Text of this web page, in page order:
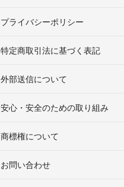
プライバシーポリシー
特定商取引法に基づく表記
外部送信について
安心・安全のための取り組み
商標権について
お問い合わせ